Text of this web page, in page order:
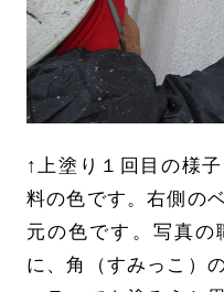
↑上塗り１回目の様
料の色です。右側の
元の色です。写真の
に、角（すみっこ）